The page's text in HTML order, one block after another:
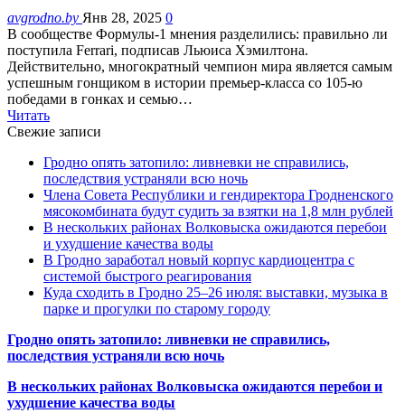
avgrodno.by Янв 28, 2025 0
В сообществе Формулы-1 мнения разделились: правильно ли
поступила Ferrari, подписав Льюиса Хэмилтона.
Действительно, многократный чемпион мира является самым
успешным гонщиком в истории премьер-класса со 105-ю
победами в гонках и семью…
Читать
Свежие записи
Гродно опять затопило: ливневки не справились,
последствия устраняли всю ночь
Члена Совета Республики и гендиректора Гродненского
мясокомбината будут судить за взятки на 1,8 млн рублей
В нескольких районах Волковыска ожидаются перебои
и ухудшение качества воды
В Гродно заработал новый корпус кардиоцентра с
системой быстрого реагирования
Куда сходить в Гродно 25–26 июля: выставки, музыка в
парке и прогулки по старому городу
Гродно опять затопило: ливневки не справились,
последствия устраняли всю ночь
В нескольких районах Волковыска ожидаются перебои и
ухудшение качества воды